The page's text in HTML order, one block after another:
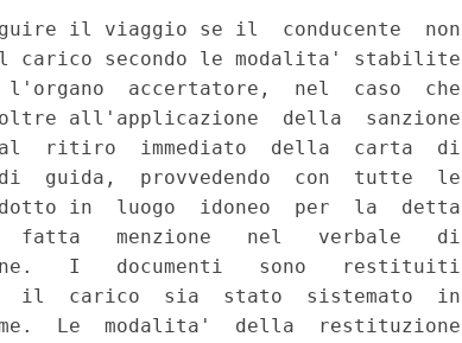
il viaggio se il  conducente  non
carico secondo le modalita' stabilite
accertatore,  nel  caso  che
all'applicazione  della  sanzione
al  ritiro  immediato  della  carta  di
guida,  provvedendo  con  tutte  le
in  luogo  idoneo  per  la  detta
menzione   nel   verbale   di
I   documenti   sono   restituiti
il  carico  sia  stato  sistemato  in
Le  modalita'  della  restituzione